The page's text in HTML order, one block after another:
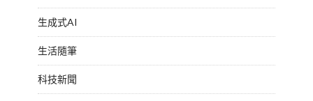
生成式AI
生活隨筆
科技新聞